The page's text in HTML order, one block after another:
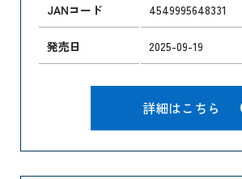
JANコード 4549995648331
発売日 2025-09-19
詳細はこちら